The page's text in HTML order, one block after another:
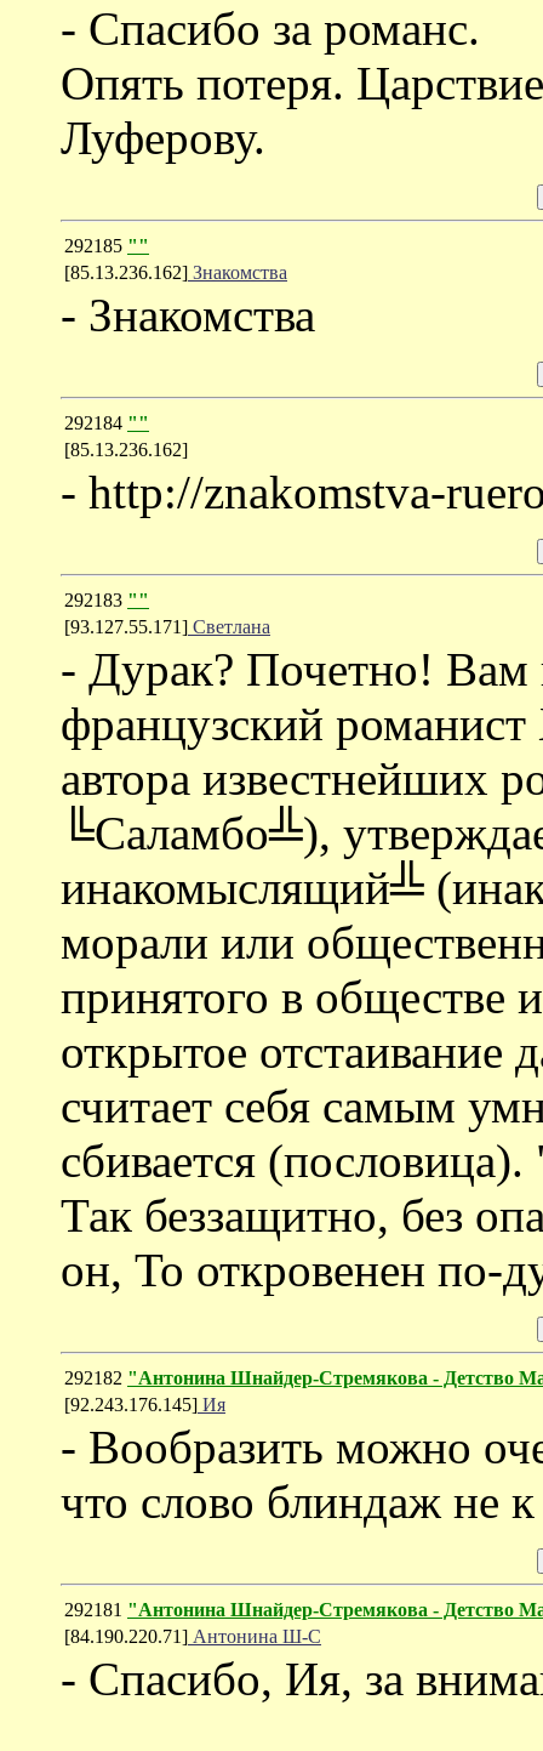
- Спасибо за романс.
Опять потеря.
Луферову.
292185 ""
[85.13.236.162] Знакомства
- Знакомства
292184 ""
[85.13.236.162]
- http://znakomstva-
292183 ""
[93.127.55.171] Светлана
- Дурак? Почетно!
французский
автора известнейших
╚Саламбо╩),
инакомыслящий╩
морали или
принятого в обществе
открытое отстаивание
считает себя самым
сбивается
Так беззащитно, без
он, То откровенен по-
292182 "Антонина Шнайдер-Стремякова - Детство
[92.243.176.145] Ия
- Вообразить можно
что слово блиндаж не к
292181 "Антонина Шнайдер-Стремякова - Детство
[84.190.220.71] Антонина Ш-С
- Спасибо, Ия, за